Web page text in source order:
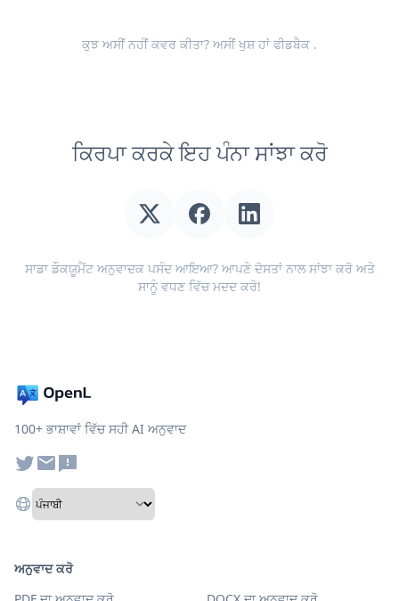
ਕੁਝ ਅਸੀਂ ਨਹੀਂ ਕਵਰ ਕੀਤਾ? ਅਸੀਂ ਖੁਸ਼ ਹਾਂਫੀਡਬੈਕ .
ਕਿਰਪਾ ਕਰਕੇ ਇਹ ਪੰਨਾ ਸਾਂਝਾ ਕਰੋ
ਸਾਡਾ ਡੌਕਯੂਮੈਂਟ ਅਨੁਵਾਦਕ ਪਸੰਦ ਆਇਆ? ਆਪਣੇ ਦੋਸਤਾਂ ਨਾਲ ਸਾਂਝਾ ਕਰੋ ਅਤੇ
ਸਾਨੂੰ ਵਧਣ ਵਿੱਚ ਮਦਦ ਕਰੋ!
100+ ਭਾਸ਼ਾਵਾਂ ਵਿੱਚ ਸਹੀ AI ਅਨੁਵਾਦ
ਅਨੁਵਾਦ ਕਰੋ